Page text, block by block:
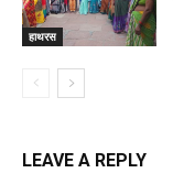
हाथरस
LEAVE A REPLY